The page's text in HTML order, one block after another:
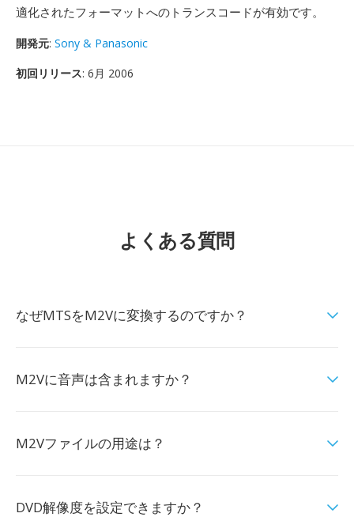
適化されたフォーマットへのトランスコードが有効です。
開発元: Sony & Panasonic
初回リリース: 6月 2006
よくある質問
なぜMTSをM2Vに変換するのですか？
M2Vに音声は含まれますか？
M2Vファイルの用途は？
DVD解像度を設定できますか？